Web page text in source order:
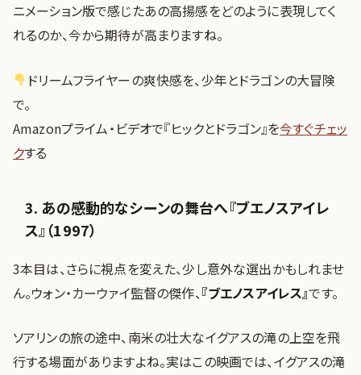
ニメーション版で感じたあの高揚感をどのように表現してく
れるのか、今から期待が高まりますね。
ドリームフライヤーの爽快感を、少年とドラゴンの大冒険
で。
Amazonプライム・ビデオで『ヒックとドラゴン』を今すぐチェッ
クする
3. あの感動的なシーンの舞台へ『ブエノスアイレ
ス』（1997）
3本目は、さらに視点を変えた、少し意外な選出かもしれませ
ん。ウォン・カーウァイ監督の傑作、『ブエノスアイレス』です。
ソアリンの旅の途中、南米の壮大なイグアスの滝の上空を飛
行する場面がありますよね。実はこの映画では、イグアスの滝